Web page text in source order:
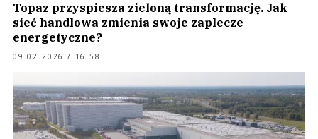
Topaz przyspiesza zieloną transformację. Jak
sieć handlowa zmienia swoje zaplecze
energetyczne?
09.02.2026 / 16:58